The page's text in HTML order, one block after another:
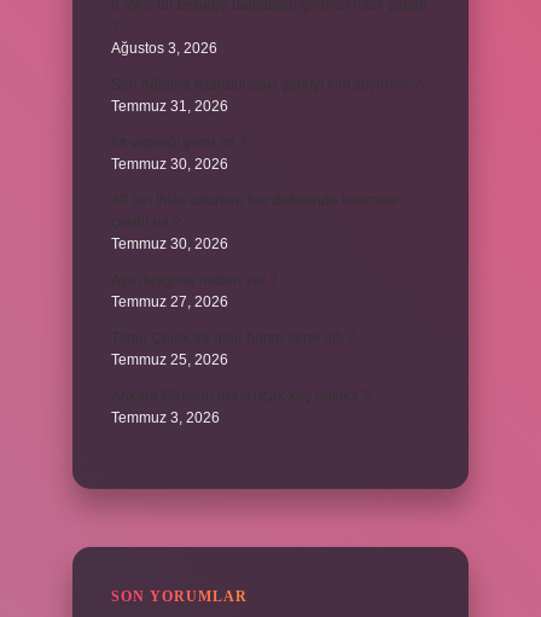
6 aylık bir bebeğe balkabağı çorbası nasıl yapılır
Ağustos 3, 2026
Sen Ağlama İstanbul’daki şarkıyı kim söylüyor ?
Temmuz 31, 2026
Itır yaprağı yenir mi ?
Temmuz 30, 2026
40 bin İhlâs okurken her defasında besmele
Temmuz 30, 2026
Temmuz 27, 2026
Temmuz 25, 2026
Temmuz 3, 2026
SON YORUMLAR